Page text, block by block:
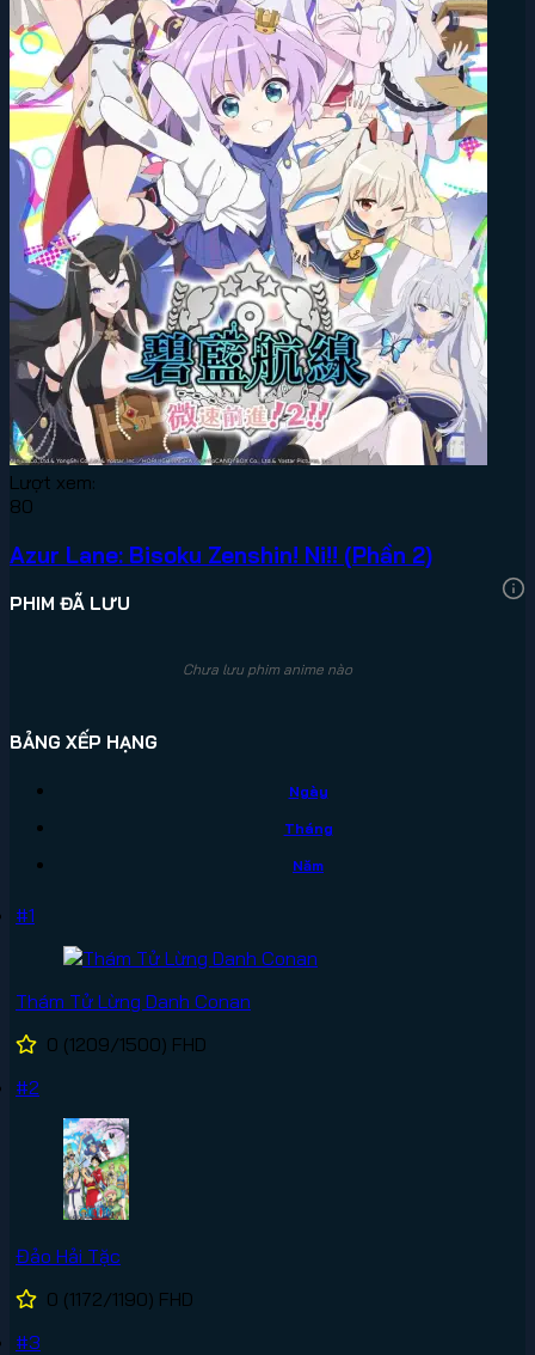
Lượt xem:
80
Azur Lane: Bisoku Zenshin! Ni!! (Phần 2)
PHIM ĐÃ LƯU
Chưa lưu phim anime nào
BẢNG XẾP HẠNG
Ngày
Tháng
Năm
#1
Thám Tử Lừng Danh Conan
0 (1209/1500) FHD
#2
Đảo Hải Tặc
0 (1172/1190) FHD
#3